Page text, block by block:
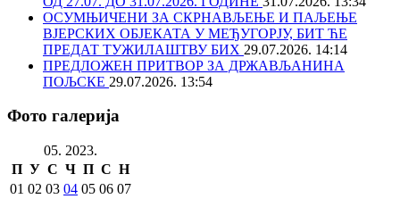
ОСУМЊИЧЕНИ ЗА СКРНАВЉЕЊЕ И ПАЉЕЊЕ
ВЈЕРСКИХ ОБЈЕКАТА У МЕЂУГОРЈУ, БИТ ЋЕ
ПРЕДАТ ТУЖИЛАШТВУ БИХ 29.07.2026. 14:14
ПРЕДЛОЖЕН ПРИТВОР ЗА ДРЖАВЉАНИНА
ПОЉСКЕ 29.07.2026. 13:54
Фото галерија
05. 2023.
П У С Ч П С Н
01 02 03 04 05 06 07